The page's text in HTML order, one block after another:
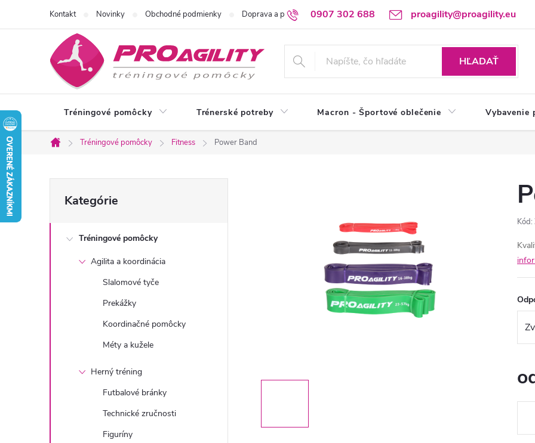
0907 302 688 proagility@proagility.eu
Kontakt Novinky Obchodné podmienky Doprava a platba Ochrana osobných údajov / GDPR Výdajné miesto
HĽADAŤ
Tréningové pomôcky Trénerské potreby Macron - Športové oblečenie Vybavenie
Domov
Tréningové pomôcky Fitness Power Band
o
kategórie
Kategórie
Tréningové pomôcky
Agilita a koordinácia
Slalomové tyče
Prekážky
Koordinačné pomôcky
Méty a kužele
Herný tréning
Futbalové bránky
Technické zručnosti
Figuríny
Kód: